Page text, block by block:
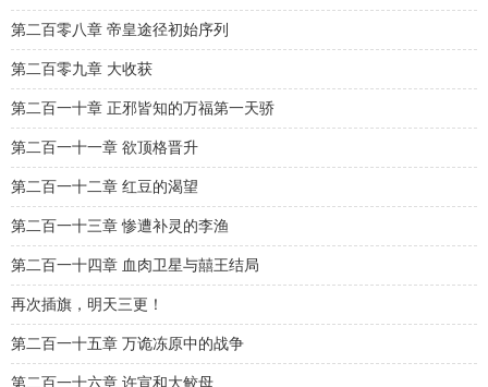
第二百零八章 帝皇途径初始序列
第二百零九章 大收获
第二百一十章 正邪皆知的万福第一天骄
第二百一十一章 欲顶格晋升
第二百一十二章 红豆的渴望
第二百一十三章 惨遭补灵的李渔
第二百一十四章 血肉卫星与囍王结局
再次插旗，明天三更！
第二百一十五章 万诡冻原中的战争
第二百一十六章 许宣和大鲛母